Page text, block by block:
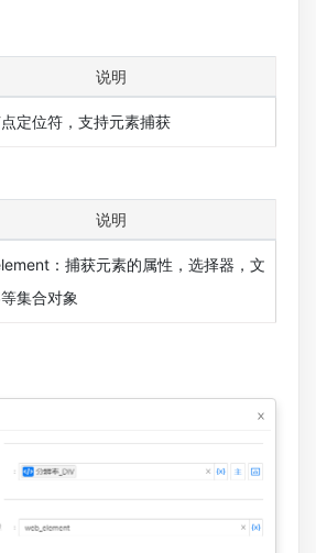
说明
定位符，支持元素捕获
说明
：捕获元素的属性，选择器，文
集合对象